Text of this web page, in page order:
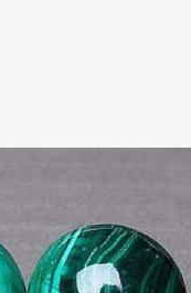
霊の世界では時間や形の概念がないといます。 それもまた不便なもんだと思います・・・ ※内容は普段配信…